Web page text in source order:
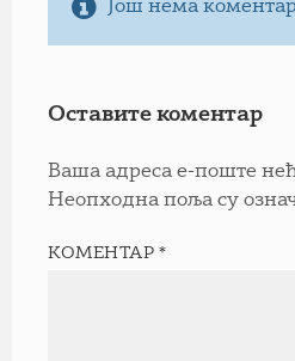
Још нема
Оставите коментар
Ваша адреса е-поште
Неопходна поља су
КОМЕНТАР*